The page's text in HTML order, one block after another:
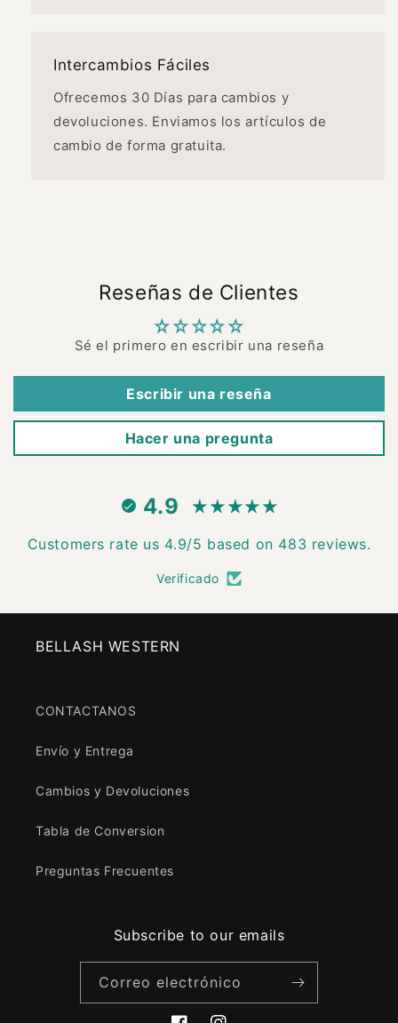
Intercambios Fáciles
Ofrecemos 30 Días para cambios y
devoluciones. Enviamos los artículos de
cambio de forma gratuita.
Reseñas de Clientes
Sé el primero en escribir una reseña
Escribir una reseña
Hacer una pregunta
4.9
Customers rate us 4.9/5 based on 483 reviews.
Verificado
BELLASH WESTERN
CONTACTANOS
Envío y Entrega
Cambios y Devoluciones
Tabla de Conversion
Preguntas Frecuentes
Subscribe to our emails
Correo electrónico